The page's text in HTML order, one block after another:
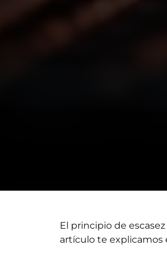
El principio de
artículo te explicamos